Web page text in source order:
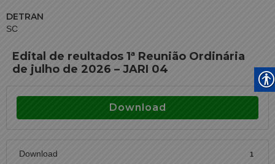
DETRAN
SC
Edital de reultados 1ª Reunião Ordinária
de julho de 2026 – JARI 04
Download
Download 1